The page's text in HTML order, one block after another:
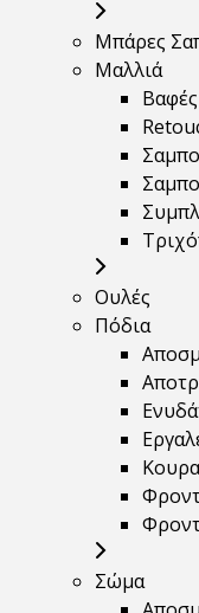
Μπάρες
Μαλλιά
Ουλές
Πόδια
Σώμα